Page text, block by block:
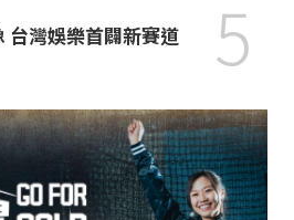
台灣娛樂首闢新賽道 5